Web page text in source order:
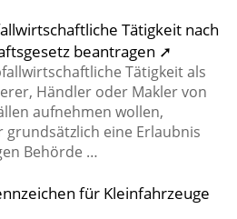
Tätigkeit nach
beantragen ➚
Tätigkeit als
Händler oder Makler von
aufnehmen wollen,
grundsätzlich eine Erlaubnis
Behörde …
für Kleinfahrzeuge